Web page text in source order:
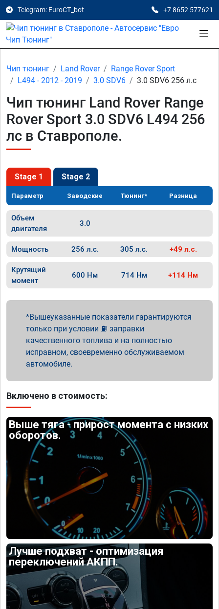
Telegram: EuroCT_bot +7 8652 577621
Чип тюнинг Land Rover
Range Rover Sport
L494 - 2012 - 2019
3.0 SDV6 3.0 SDV6 256 л.с
Чип тюнинг Land Rover Range
Rover Sport 3.0 SDV6 L494 256
лс в Ставрополе.
Stage 1 Stage 2
Параметр Заводские Тюнинг* Разница
Объем
двигателя
3.0
Мощность 256 л.с. 305 л.с. +49 л.с.
Крутящий
момент
600 Нм 714 Нм +114 Нм
Вышеуказанные показатели гарантируются
только при условии ⛽ заправки
качественного топлива и на полностью
исправном, своевременно обслуживаемом
автомобиле.
Включено в стоимость:
Выше тяга - прирост момента с низких
оборотов.
Лучше подхват - оптимизация
переключений АКПП.